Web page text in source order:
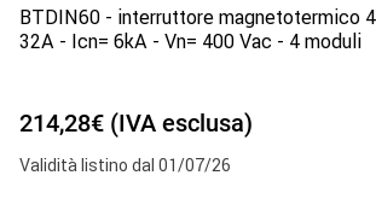
BTDIN60 - interruttore magnetotermico
32A - Icn= 6kA - Vn= 400 Vac - 4 moduli
214,28€ (IVA esclusa)
Validità listino dal 01/07/26